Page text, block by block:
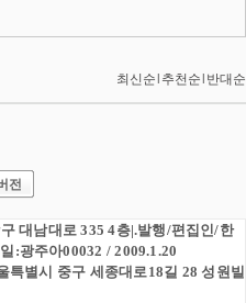
전
대남대로 335 4층|.발행/편집인/한
:광주아00032 / 2009.1.20
특별시 중구 세종대로18길 28 성원빌